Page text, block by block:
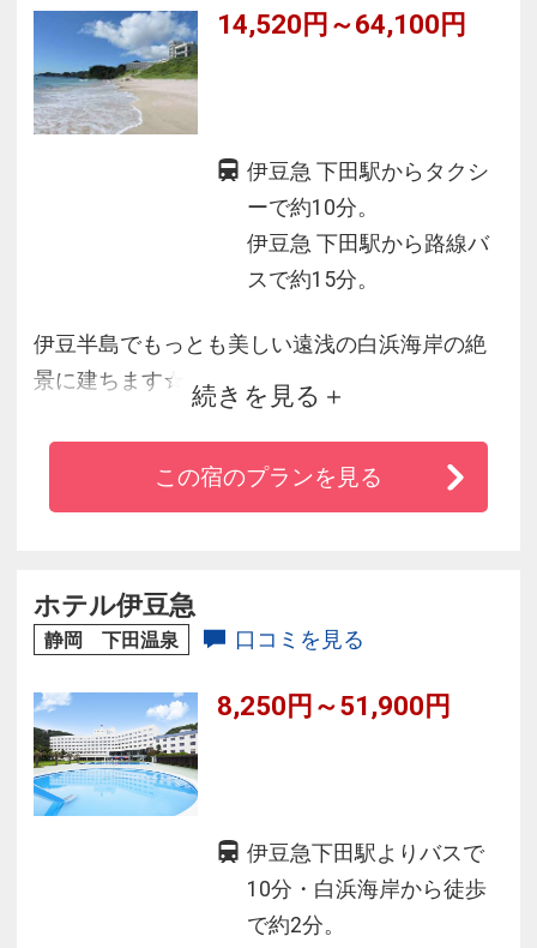
14,520円～64,100円
伊豆急 下田駅からタクシ
ーで約10分。
伊豆急 下田駅から路線バ
スで約15分。
伊豆半島でもっとも美しい遠浅の白浜海岸の絶
景に建ちます☆
全室と温泉大浴場が海に面しコバルトブルーの
太平洋やそこに浮かぶ
伊豆七島の一部を一望。リゾートライフをより
ス料理は他では味わえません！
どこまでも青い海と空に抱かれて都会生活での
続きを見る
この宿のプランを見る
ホテル伊豆急
静岡 下田温泉 口コミを見る
8,250円～51,900円
伊豆急下田駅よりバスで
10分・白浜海岸から徒歩
で約2分。